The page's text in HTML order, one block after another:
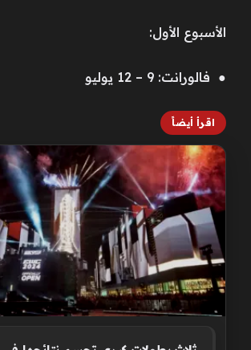
الأسبوع الأول:
● فالورانت: 9 – 12 يوليو
اقرأ أيضاً